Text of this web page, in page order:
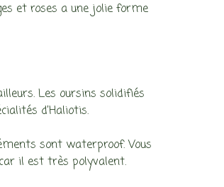
et roses a une jolie forme
Les oursins solidifiés
d’Haliotis.
sont waterproof. Vous
il est très polyvalent.